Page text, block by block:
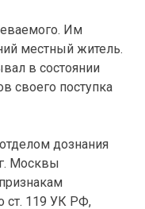
Им
местный житель.
в состоянии
своего поступка
дознания
Москвы
ст. 119 УК РФ,